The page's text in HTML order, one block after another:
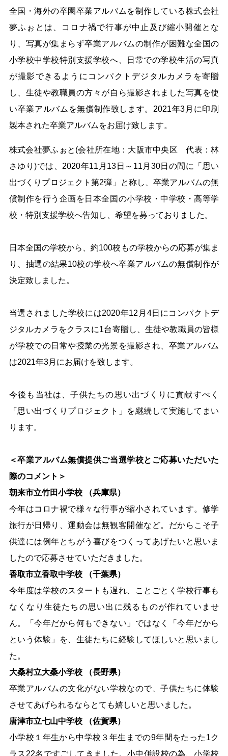
全国・海外の卒園卒業アルバムを制作している株式会社
夢ふぉとは、コロナ禍で行事が中止及び縮小開催とな
り、写真が集まらず卒業アルバムの制作が困難な全国の
小学校中学校特別支援学校へ、日常での学校生活の写真
が撮影できるようにコンパクトデジタルカメラを寄贈
し、生徒や教職員の方々が自ら撮影されました写真を使
い卒業アルバムを無償制作致します。2021年3月に印刷
製本された卒業アルバムをお届け致します。
株式会社夢ふぉと(会社所在地：大阪市中央区 代表：林
さゆり)では、2020年11月13日～11月30日の間に「思い
出づくりプロジェクト第2弾」と称し、卒業アルバムの無
償制作を行う企画を日本全国の小学校・中学校・高等学
校・特別支援学校へ告知し、希望を募っておりました。
日本全国の学校から、約100校もの学校からの応募が集ま
り、抽選の結果10校の学校へ卒業アルバムの無償制作が
決定致しました。
当選されました学校には2020年12月4日にコンパクトデ
ジタルカメラをクラスに1台寄贈し、生徒や教職員の皆様
が学校での日常や授業の光景を撮影され、卒業アルバム
は2021年3月にお届けを致します。
今後も当社は、子供たちの思い出づくりに貢献すべく
「思い出づくりプロジェクト」を継続して実施してまい
ります。
＜卒業アルバム無償提供ご当選学校とご応募いただいた
際のコメント＞
朝来市立竹田小学校 （兵庫県）
今年はコロナ禍で様々な行事が縮小されています。修学
旅行が日帰り、運動会は無観客開催など。だからこそ子
供達には例年とちがう喜びをつくってあげたいと思いま
したので応募させていただきました。
香取市立香取中学校 （千葉県）
今年度は学校のスタートも遅れ、ことごとく学校行事も
なくなり生徒たちの思い出に残るものが作れていませ
ん。「今年だから何もできない」ではなく「今年だから
という体験」を、生徒たちに経験してほしいと思いまし
た。
大桑村立大桑小学校 （長野県）
卒業アルバムの文化がない学校なので、子供たちに体験
させてあげられるならとても嬉しいと思いました。
唐津市立七山中学校 （佐賀県）
小学校１年生から中学校３年生までの9年間をたった1ク
ラス22名ですごしてきました。小中併設校の為、小学校